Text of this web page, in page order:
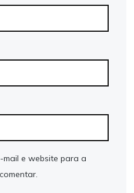
mail e website para a